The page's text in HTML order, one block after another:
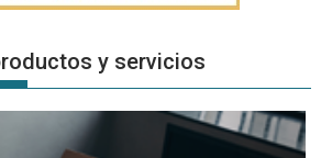
y servicios